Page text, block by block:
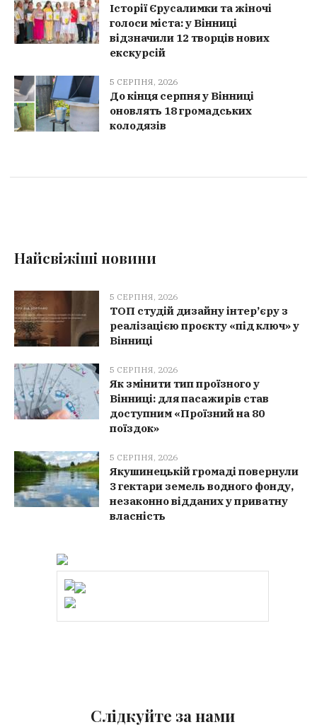
Історії Єрусалимки та жіночі
голоси міста: у Вінниці
відзначили 12 творців нових
екскурсій
5 СЕРПНЯ, 2026
До кінця серпня у Вінниці
оновлять 18 громадських
колодязів
Найсвіжіші новини
5 СЕРПНЯ, 2026
ТОП студій дизайну інтер’єру з
реалізацією проєкту «під ключ» у
Вінниці
5 СЕРПНЯ, 2026
Як змінити тип проїзного у
Вінниці: для пасажирів став
доступним «Проїзний на 80
поїздок»
5 СЕРПНЯ, 2026
Якушинецькій громаді повернули
3 гектари земель водного фонду,
незаконно відданих у приватну
власність
Слідкуйте за нами